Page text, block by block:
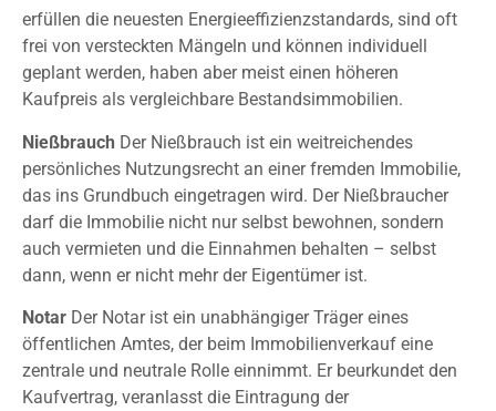
erfüllen die neuesten Energieeffizienzstandards, sind oft
frei von versteckten Mängeln und können individuell
geplant werden, haben aber meist einen höheren
Kaufpreis als vergleichbare Bestandsimmobilien.
Nießbrauch Der Nießbrauch ist ein weitreichendes
persönliches Nutzungsrecht an einer fremden Immobilie,
das ins Grundbuch eingetragen wird. Der Nießbraucher
darf die Immobilie nicht nur selbst bewohnen, sondern
auch vermieten und die Einnahmen behalten – selbst
dann, wenn er nicht mehr der Eigentümer ist.
Notar Der Notar ist ein unabhängiger Träger eines
öffentlichen Amtes, der beim Immobilienverkauf eine
zentrale und neutrale Rolle einnimmt. Er beurkundet den
Kaufvertrag, veranlasst die Eintragung der